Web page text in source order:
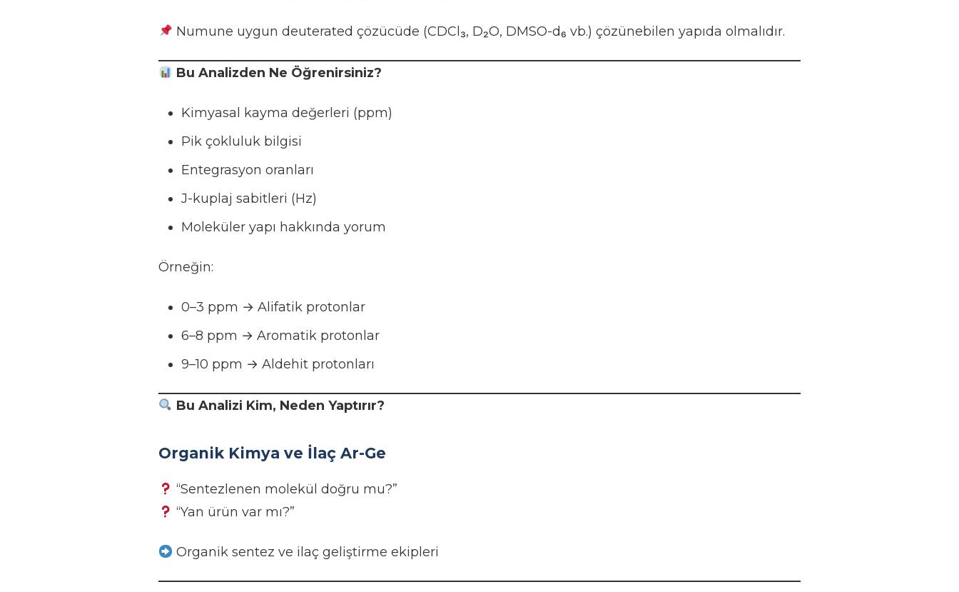
Numune uygun deuterated çözücüde (CDCl₃, D₂O, DMSO-d₆ vb.) çözünebilen yapıda olmalıdır.
Bu Analizden Ne Öğrenirsiniz?
Kimyasal kayma değerleri (ppm)
Pik çokluluk bilgisi
Entegrasyon oranları
J-kuplaj sabitleri (Hz)
Moleküler yapı hakkında yorum
Örneğin:
0–3 ppm → Alifatik protonlar
6–8 ppm → Aromatik protonlar
9–10 ppm → Aldehit protonları
Bu Analizi Kim, Neden Yaptırır?
Organik Kimya ve İlaç Ar-Ge
“Sentezlenen molekül doğru mu?”
“Yan ürün var mı?”
Organik sentez ve ilaç geliştirme ekipleri